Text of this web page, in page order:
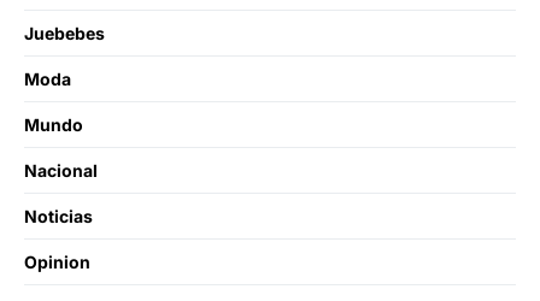
Juebebes
Moda
Mundo
Nacional
Noticias
Opinion